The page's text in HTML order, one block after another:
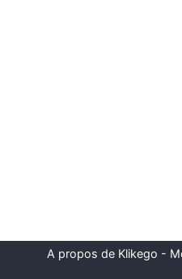
A propos de Klikego -